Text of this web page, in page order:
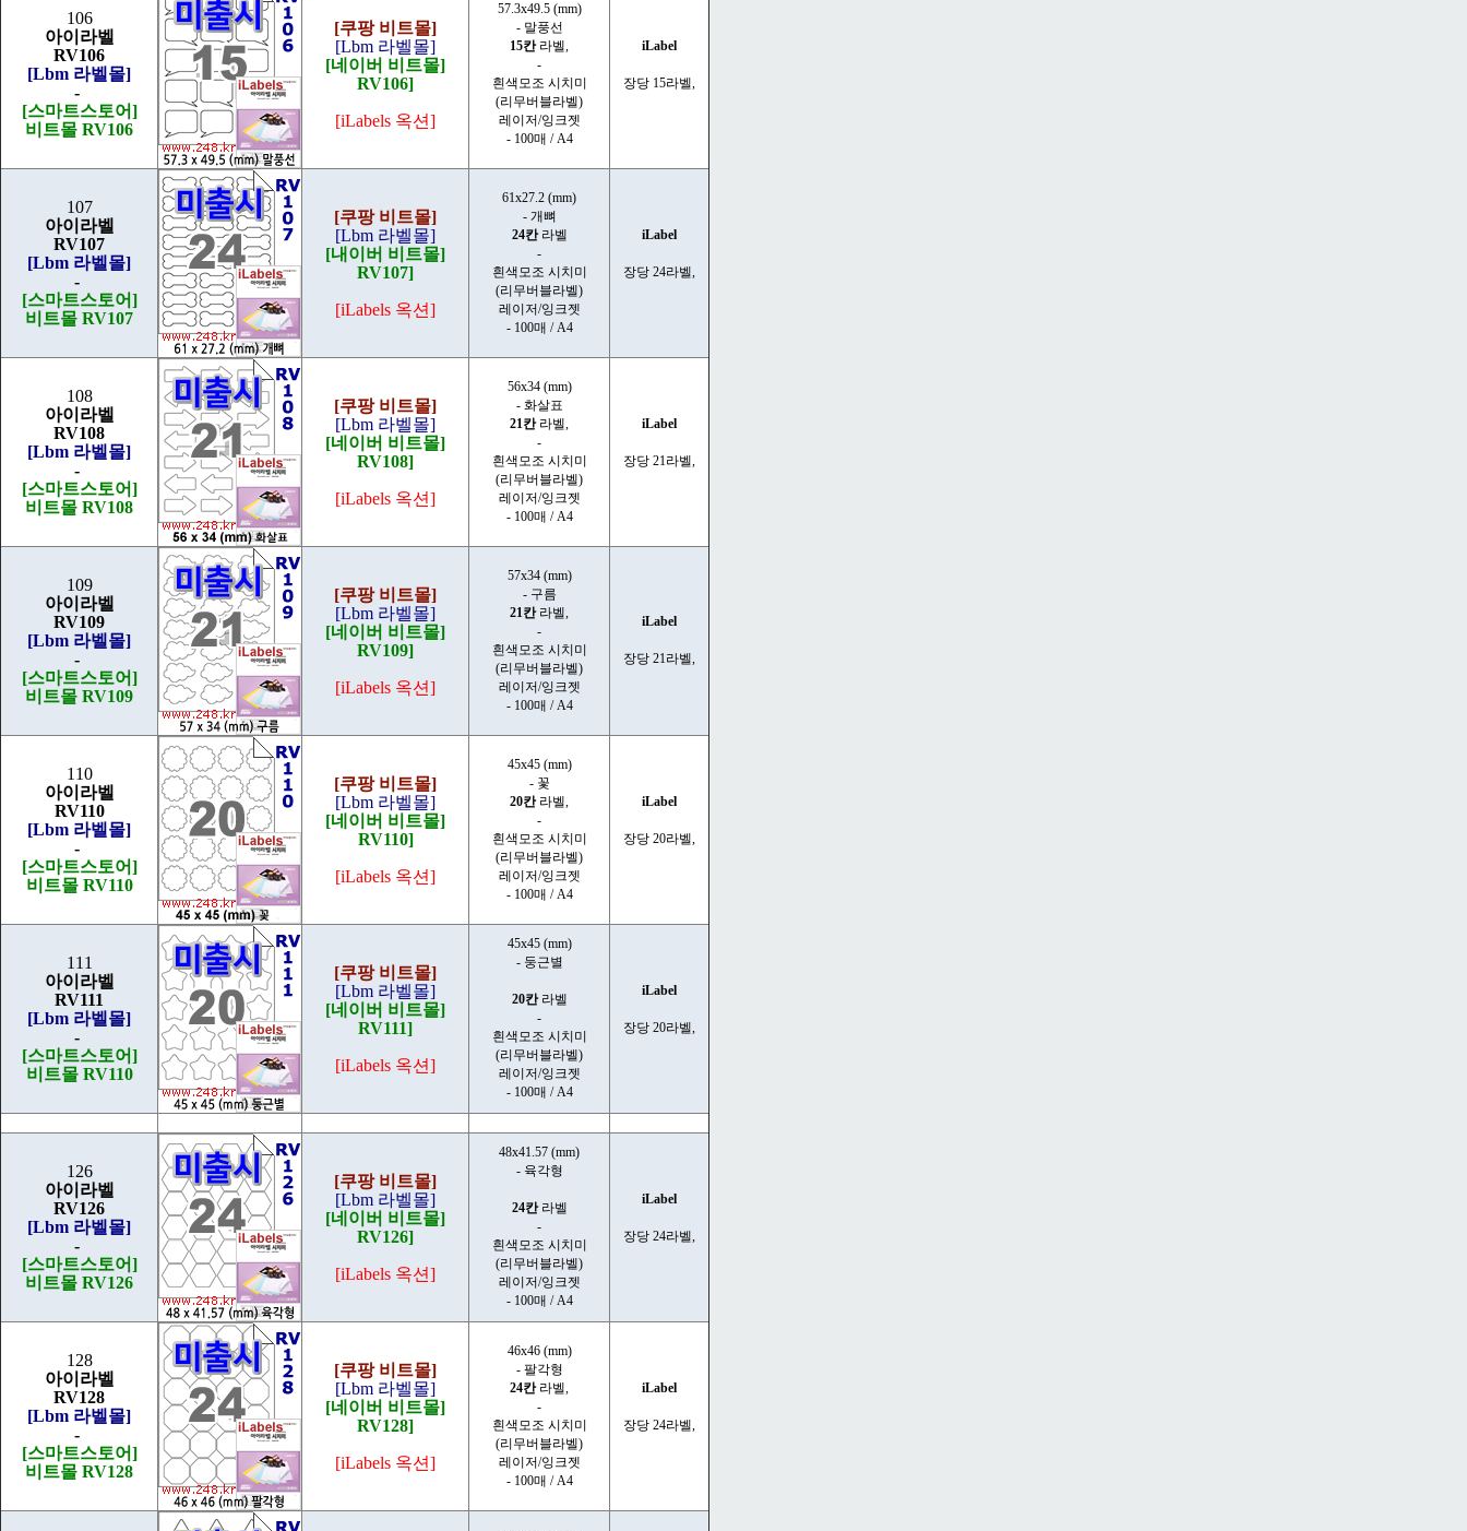
106
아이라벨
RV106
[Lbm 라벨몰]
-
[스마트스토어]
비트몰 RV106
[쿠팡 비트몰]
[Lbm 라벨몰]
[네이버 비트몰]
RV106]
[iLabels 옥션]
57.3x49.5 (mm)
- 말풍선
15칸라벨,
-
흰색모조 시치미
(리무버블라벨)
레이저/잉크젯
- 100매 / A4
iLabel
장당 15라벨,
107
아이라벨
RV107
[Lbm 라벨몰]
-
[스마트스토어]
비트몰 RV107
[쿠팡 비트몰]
[Lbm 라벨몰]
[내이버 비트몰]
RV107]
[iLabels 옥션]
61x27.2 (mm)
- 개뼈
24칸라벨
-
흰색모조 시치미
(리무버블라벨)
레이저/잉크젯
- 100매 / A4
iLabel
장당 24라벨,
108
아이라벨
RV108
[Lbm 라벨몰]
-
[스마트스토어]
비트몰 RV108
[쿠팡 비트몰]
[Lbm 라벨몰]
[네이버 비트몰]
RV108]
[iLabels 옥션]
56x34 (mm)
- 화살표
21칸 라벨,
-
흰색모조 시치미
(리무버블라벨)
레이저/잉크젯
- 100매 / A4
iLabel
장당 21라벨,
109
아이라벨
RV109
[Lbm 라벨몰]
-
[스마트스토어]
비트몰 RV109
[쿠팡 비트몰]
[Lbm 라벨몰]
[네이버 비트몰]
RV109]
[iLabels 옥션]
57x34 (mm)
- 구름
21칸라벨,
-
흰색모조 시치미
(리무버블라벨)
레이저/잉크젯
- 100매 / A4
iLabel
장당 21라벨,
110
아이라벨
RV110
[Lbm 라벨몰]
-
[스마트스토어]
비트몰 RV110
[쿠팡 비트몰]
[Lbm 라벨몰]
[네이버 비트몰]
RV110]
[iLabels 옥션]
45x45 (mm)
- 꽃
20칸라벨,
-
흰색모조 시치미
(리무버블라벨)
레이저/잉크젯
- 100매 / A4
iLabel
장당 20라벨,
111
아이라벨
RV111
[Lbm 라벨몰]
-
[스마트스토어]
비트몰 RV110
[쿠팡 비트몰]
[Lbm 라벨몰]
[네이버 비트몰]
RV111]
[iLabels 옥션]
45x45 (mm)
- 둥근별
20칸라벨
-
흰색모조 시치미
(리무버블라벨)
레이저/잉크젯
- 100매 / A4
iLabel
장당 20라벨,
126
아이라벨
RV126
[Lbm 라벨몰]
-
[스마트스토어]
비트몰 RV126
[쿠팡 비트몰]
[Lbm 라벨몰]
[네이버 비트몰]
RV126]
[iLabels 옥션]
48x41.57 (mm)
- 육각형
24칸라벨
-
흰색모조 시치미
(리무버블라벨)
레이저/잉크젯
- 100매 / A4
iLabel
장당 24라벨,
128
아이라벨
RV128
[Lbm 라벨몰]
-
[스마트스토어]
비트몰 RV128
[쿠팡 비트몰]
[Lbm 라벨몰]
[네이버 비트몰]
RV128]
[iLabels 옥션]
46x46 (mm)
- 팔각형
24칸라벨,
-
흰색모조 시치미
(리무버블라벨)
레이저/잉크젯
- 100매 / A4
iLabel
장당 24라벨,